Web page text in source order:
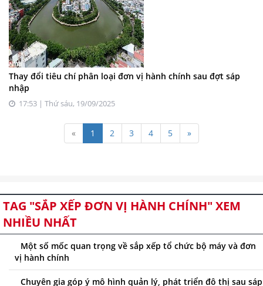
Thay đổi tiêu chí phân loại đơn vị hành chính sau đợt sáp
nhập
17:53 | Thứ sáu, 19/09/2025
« 1 2 3 4 5 »
TAG "SẮP XẾP ĐƠN VỊ HÀNH CHÍNH" XEM
NHIỀU NHẤT
Một số mốc quan trọng về sắp xếp tổ chức bộ máy và đơn
vị hành chính
Chuyên gia góp ý mô hình quản lý, phát triển đô thị sau sáp